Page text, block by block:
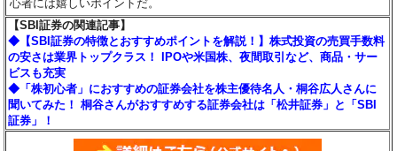
心者には嬉しいポイントだ。
【SBI証券の関連記事】
◆【SBI証券の特徴とおすすめポイントを解説！】株式投資の売買手数料
の安さは業界トップクラス！ IPOや米国株、夜間取引など、商品・サー
ビスも充実
◆「株初心者」におすすめの証券会社を株主優待名人・桐谷広人さんに
聞いてみた！ 桐谷さんがおすすめする証券会社は「松井証券」と「SBI
証券」！